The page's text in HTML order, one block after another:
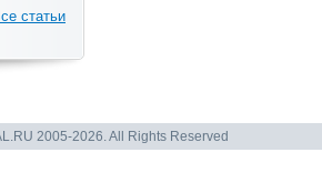
статьи
2005-2026. All Rights Reserved